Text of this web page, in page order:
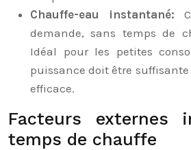
Chauffe-eau instantané:
demande, sans temps de
Idéal pour les petites
puissance doit être
efficace.
Facteurs externes
temps de chauffe